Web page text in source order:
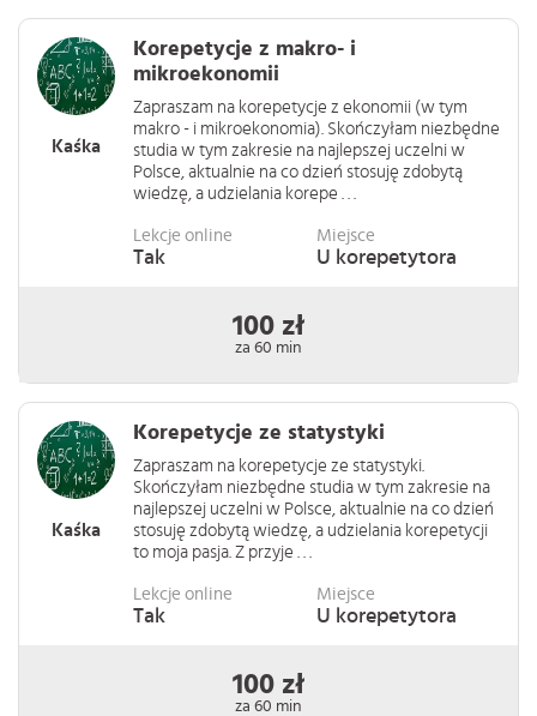
Kaśka
Korepetycje z makro- i
mikroekonomii
Zapraszam na korepetycje z ekonomii (w tym
makro - i mikroekonomia). Skończyłam niezbędne
studia w tym zakresie na najlepszej uczelni w
Polsce, aktualnie na co dzień stosuję zdobytą
wiedzę, a udzielania korepe . . .
Lekcje online
Tak
Miejsce
U korepetytora
100 zł
za 60 min
Kaśka
Korepetycje ze statystyki
Zapraszam na korepetycje ze statystyki.
Skończyłam niezbędne studia w tym zakresie na
najlepszej uczelni w Polsce, aktualnie na co dzień
stosuję zdobytą wiedzę, a udzielania korepetycji
to moja pasja. Z przyje . . .
Lekcje online
Tak
Miejsce
U korepetytora
100 zł
za 60 min